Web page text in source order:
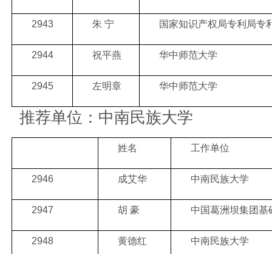
2943 朱 宁 国家知识产权局专利局专
2944 祝平燕 华中师范大学
2945 左明章 华中师范大学
推荐单位：中南民族大学
姓名 工作单位
2946 成艾华 中南民族大学
2947 胡 豪 中国葛洲坝集团基
2948 黄德红 中南民族大学